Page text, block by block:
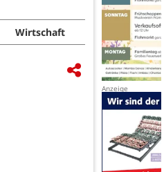
Wirtschaft